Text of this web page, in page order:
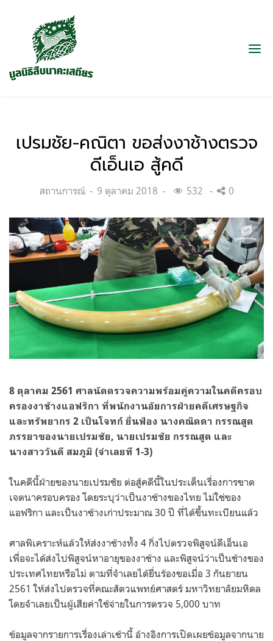
เปรมชัย-คณิตา ขอส่งงาช้างตรวจ
ดีเอ็นเอ สู้คดี
Categories:
สถานการณ์
Posted
9 ตุลาคม 2018 532 0
8 ตุลาคม 2561 ศาลนัดตรวจความพร้อมคู่ความในคดีครอบ
ครองงาช้างแอฟริกา ที่พนักงานอัยการฝ่ายคดีเศรษฐกิจ
และทรัพยากร 2 เป็นโจทก์ ยื่นฟ้อง นางคณิตดา กรรณสูต
ภรรยาของนายเปรมชัย, นายเปรมชัย กรรณสูต และ
นางสาววันดี สมภูมิ (จำเลยที 1-3)
ในคดีนี้ฝ่ายของนายเปรมชัย ต่อสู้คดีนี้ในประเด็นเรื่องการขาด
เจตนาครอบครอง โดยระบุว่าเป็นงาช้างของไทย ไม่ใช่ของ
แอฟริกา และเป็นงาช้างเก่าประมาณ 30 ปี ที่ได้ขึ้นทะเบียนแล้ว
ศาลพิเคราะห์แล้วให้ส่งงาช้างทั้ง 4 กิ่งไปตรวจพิสูจน์ดีเอ็นเอ
เพื่อจะได้ส่งไปพิสูจน์หาอายุของงาช้าง และพิสูจน์ว่าเป็นช้างของ
ประเทศไทยหรือไม่ ตามที่จำเลยได้ยื่นร้องขอเมื่อ 3 กันยายน
2561 ให้ส่งไปตรวจที่คณะสัตวแพทย์ศาสตร์ มหาวิทยาลัยมหิดล
โดยจำเลยเป็นผู้เสียค่าใช้จ่ายในการตรวจ 5,000 บาท
ข้อมูลจากรายการเรื่องเล่าเช้านี้ อ้างอิงการเปิดเผยข้อมูลจากนาย